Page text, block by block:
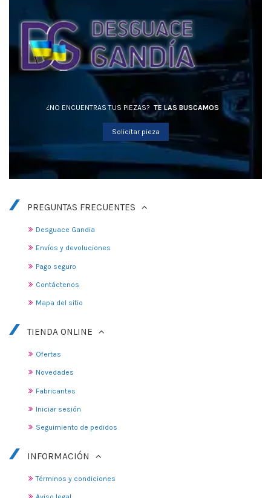
¿NO ENCUENTRAS TUS PIEZAS? TE LAS BUSCAMOS
Solicitar pieza
PREGUNTAS FRECUENTES
Desguace Gandia
Envíos y devoluciones
Pago seguro
Contáctenos
Mapa del sitio
TIENDA ONLINE
Ofertas
Novedades
Fabricantes
Iniciar sesión
Seguimiento de pedidos
INFORMACIÓN
Términos y condiciones